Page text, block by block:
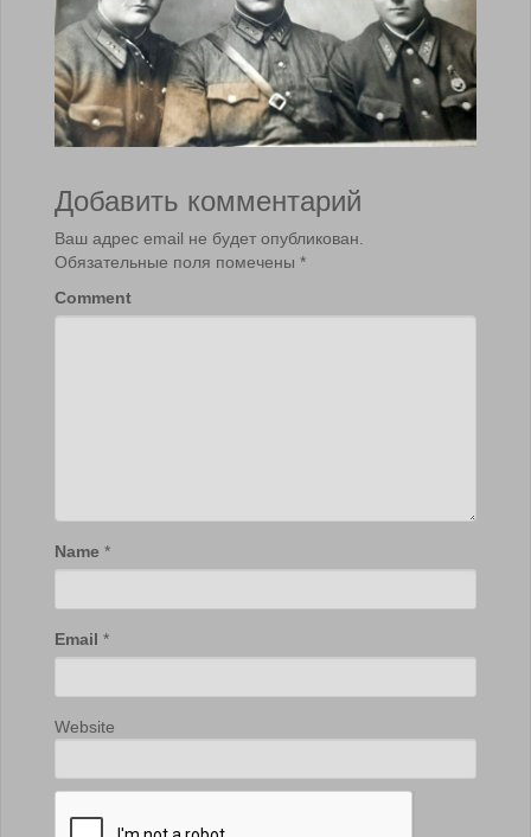
Добавить комментарий
Ваш адрес email не будет опубликован.
Обязательные поля помечены *
Comment
Name *
Email *
Website